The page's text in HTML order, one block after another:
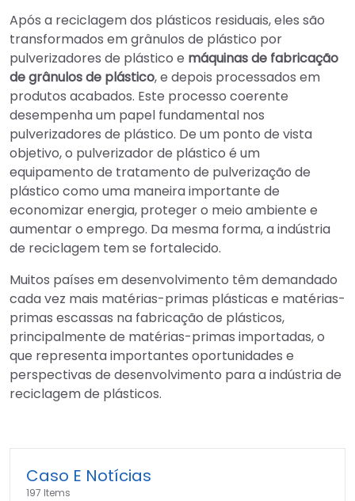
Após a reciclagem dos plásticos residuais, eles são
transformados em grânulos de plástico por
pulverizadores de plástico e máquinas de fabricação
de grânulos de plástico, e depois processados em
produtos acabados. Este processo coerente
desempenha um papel fundamental nos
pulverizadores de plástico. De um ponto de vista
objetivo, o pulverizador de plástico é um
equipamento de tratamento de pulverização de
plástico como uma maneira importante de
economizar energia, proteger o meio ambiente e
aumentar o emprego. Da mesma forma, a indústria
de reciclagem tem se fortalecido.
Muitos países em desenvolvimento têm demandado
cada vez mais matérias-primas plásticas e matérias-
primas escassas na fabricação de plásticos,
principalmente de matérias-primas importadas, o
que representa importantes oportunidades e
perspectivas de desenvolvimento para a indústria de
reciclagem de plásticos.
Caso E Notícias
197 Items